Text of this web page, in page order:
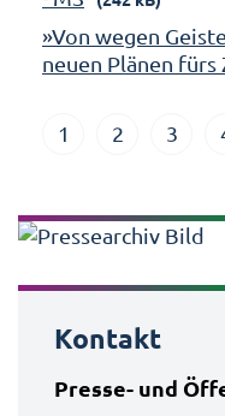
»Von wegen
neuen Plänen
1 2 3
Kontakt
Presse- und